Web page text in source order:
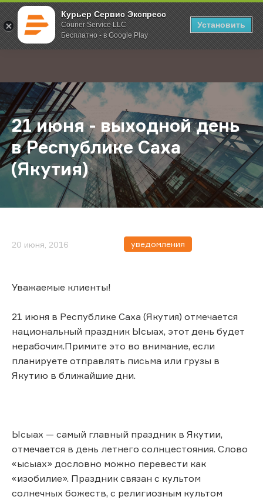
Курьер Сервис Экспресс
Courier Service LLC
Бесплатно - в Google Play
Установить
; Главная О компании Новости 21 июня - выходной день в
21 июня - выходной день
в Республике Саха
(Якутия)
20 июня, 2016 уведомления
Уважаемые клиенты!
21 июня в Республике Саха (Якутия) отмечается
национальный праздник Ысыах, этот день будет
нерабочим.Примите это во внимание, если
планируете отправлять письма или грузы ​в
Якутию в ближайшие дни.
Ысыах — самый главный праздник в Якутии,
отмечается в день летнего солнцестояния. Слово
«ысыах» дословно можно перевести как
«изобилие». Праздник связан с культом
солнечных божеств, с религиозным культом